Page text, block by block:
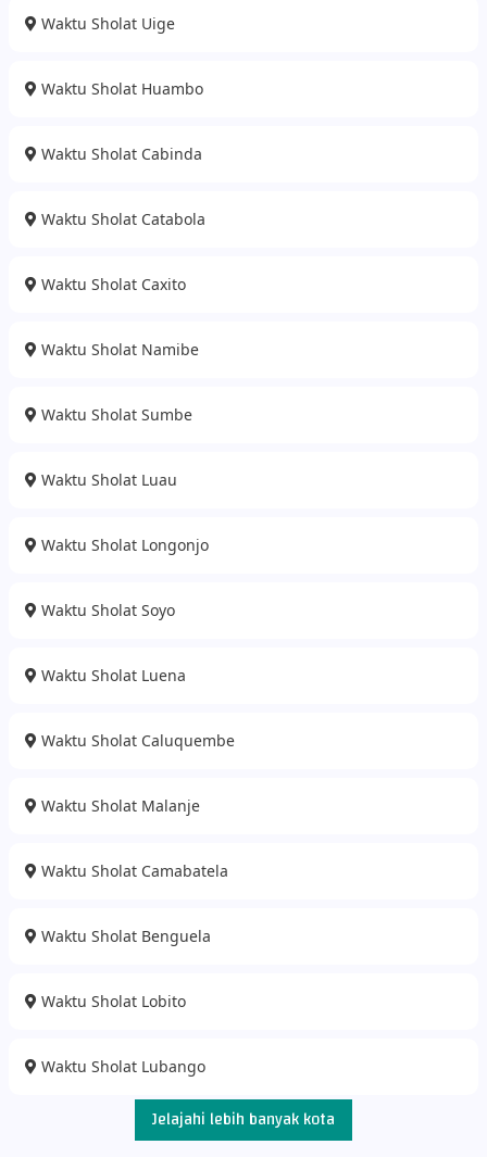
Waktu Sholat Uige
Waktu Sholat Huambo
Waktu Sholat Cabinda
Waktu Sholat Catabola
Waktu Sholat Caxito
Waktu Sholat Namibe
Waktu Sholat Sumbe
Waktu Sholat Luau
Waktu Sholat Longonjo
Waktu Sholat Soyo
Waktu Sholat Luena
Waktu Sholat Caluquembe
Waktu Sholat Malanje
Waktu Sholat Camabatela
Waktu Sholat Benguela
Waktu Sholat Lobito
Waktu Sholat Lubango
Jelajahi lebih banyak kota